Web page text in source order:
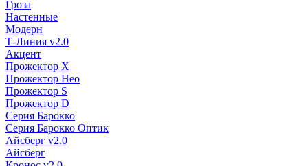
Гроза
Настенные
Модерн
Т-Линия v2.0
Акцент
Прожектор X
Прожектор Нео
Прожектор S
Прожектор D
Серия Барокко
Серия Барокко Оптик
Айсберг v2.0
Айсберг